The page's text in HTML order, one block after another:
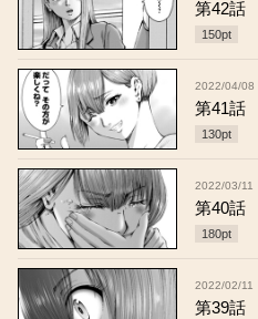
第42話
150pt
2022/04/08
第41話
130pt
2022/03/11
第40話
180pt
2022/02/11
第39話